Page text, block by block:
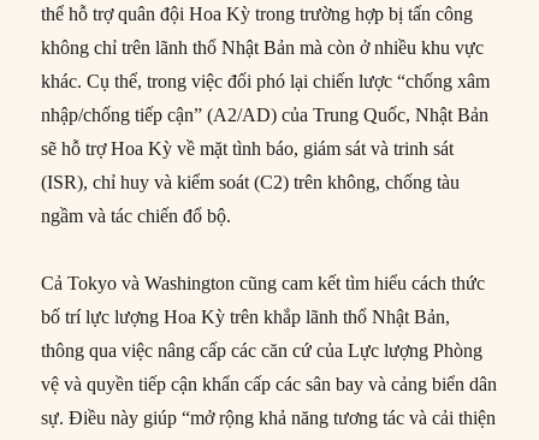
thể hỗ trợ quân đội Hoa Kỳ trong trường hợp bị tấn công
không chỉ trên lãnh thổ Nhật Bản mà còn ở nhiều khu vực
khác. Cụ thể, trong việc đối phó lại chiến lược “chống xâm
nhập/chống tiếp cận” (A2/AD) của Trung Quốc, Nhật Bản
sẽ hỗ trợ Hoa Kỳ về mặt tình báo, giám sát và trinh sát
(ISR), chỉ huy và kiểm soát (C2) trên không, chống tàu
ngầm và tác chiến đổ bộ.
Cả Tokyo và Washington cũng cam kết tìm hiểu cách thức
bố trí lực lượng Hoa Kỳ trên khắp lãnh thổ Nhật Bản,
thông qua việc nâng cấp các căn cứ của Lực lượng Phòng
vệ và quyền tiếp cận khẩn cấp các sân bay và cảng biển dân
sự. Điều này giúp “mở rộng khả năng tương tác và cải thiện